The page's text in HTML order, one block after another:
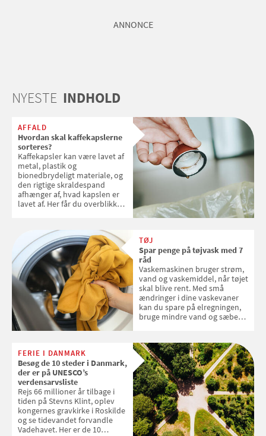
ANNONCE
NYESTE INDHOLD
AFFALD
Hvordan skal kaffekapslerne
sorteres?
Kaffekapsler kan være lavet af
metal, plastik og
bionedbrydeligt materiale, og
den rigtige skraldespand
afhænger af, hvad kapslen er
lavet af. Her får du overblikket
TØJ
Spar penge på tøjvask med 7
råd
Vaskemaskinen bruger strøm,
vand og vaskemiddel, når tøjet
skal blive rent. Med små
ændringer i dine vaskevaner
kan du spare på elregningen,
bruge mindre vand og sæbe
enkle råd til at spare penge på
tøjvasken
FERIE I DANMARK
Besøg de 10 steder i Danmark,
der er på UNESCO’s
verdensarvsliste
Rejs 66 millioner år tilbage i
tiden på Stevns Klint, oplev
kongernes gravkirke i Roskilde
og se tidevandet forvandle
Vadehavet. Her er de 10